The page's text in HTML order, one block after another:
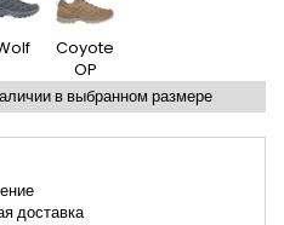
Coyote
OP
в выбранном размере
доставка